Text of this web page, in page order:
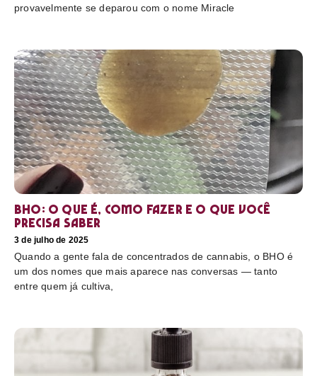
provavelmente se deparou com o nome Miracle
BHO: o que é, como fazer e o que você
precisa saber
3 de julho de 2025
Quando a gente fala de concentrados de cannabis, o BHO é
um dos nomes que mais aparece nas conversas — tanto
entre quem já cultiva,